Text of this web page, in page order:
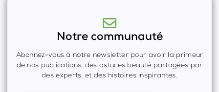
Notre communauté
Abonnez-vous à notre newsletter pour avoir la primeur
de nos publications, des astuces beauté partagées par
des experts, et des histoires inspirantes.